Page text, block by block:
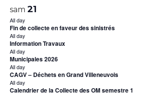
sam 21
All day
Fin de collecte en faveur des sinistrés
All day
Information Travaux
All day
Municipales 2026
All day
CAGV – Déchets en Grand Villeneuvois
All day
Calendrier de la Collecte des OM semestre 1